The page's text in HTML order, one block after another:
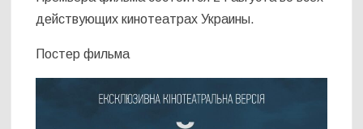
действующих кинотеатрах Украины.
Постер фильма